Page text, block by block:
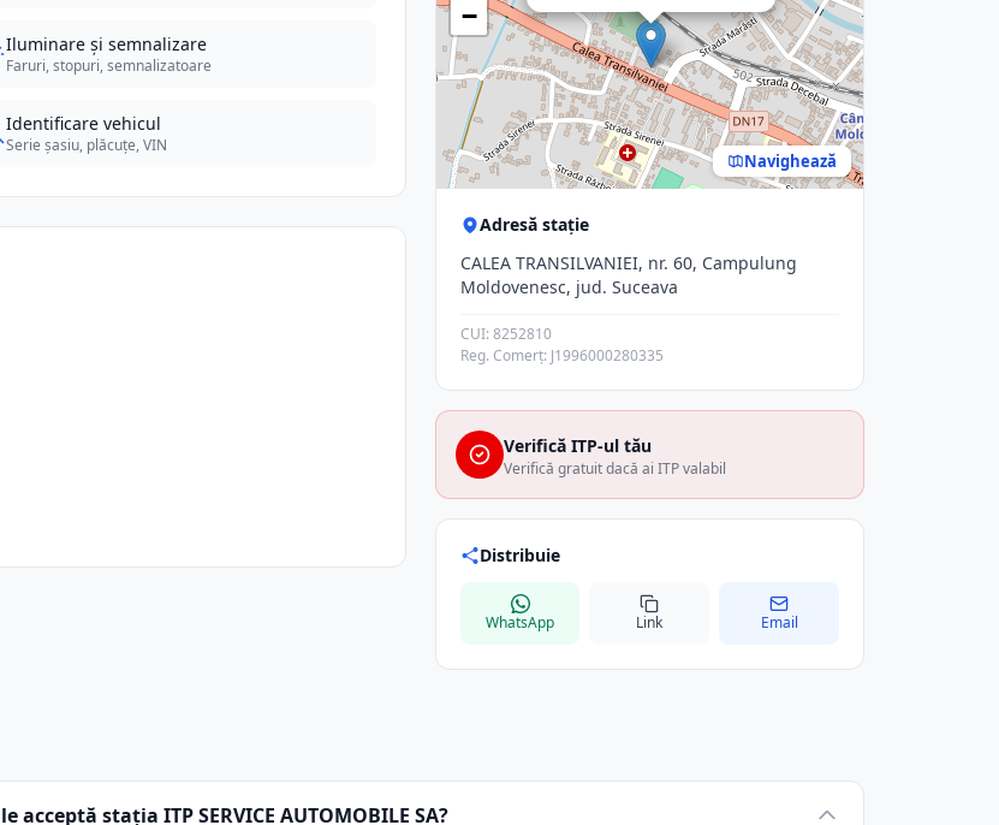
Iluminare și semnalizare
Faruri, stopuri, semnalizatoare
Identificare vehicul
Serie șasiu, plăcuțe, VIN
−
Navighează
Adresă stație
CALEA TRANSILVANIEI, nr. 60, Campulung
Moldovenesc, jud. Suceava
CUI: 8252810
Reg. Comerț: J1996000280335
Verifică ITP-ul tău
Verifică gratuit dacă ai ITP valabil
Distribuie
WhatsApp Link Email
acceptă stația ITP SERVICE AUTOMOBILE SA?